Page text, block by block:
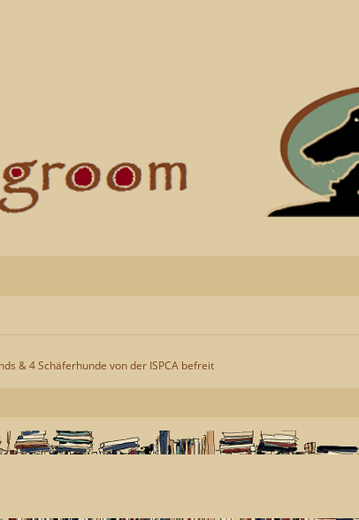
& 4 Schäferhunde von der ISPCA befreit